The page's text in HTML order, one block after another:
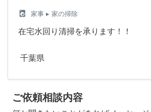
local_laundry_service 家事 ▸ 家の掃除
在宅水回り清掃を承ります！！
千葉県
ご依頼相談内容